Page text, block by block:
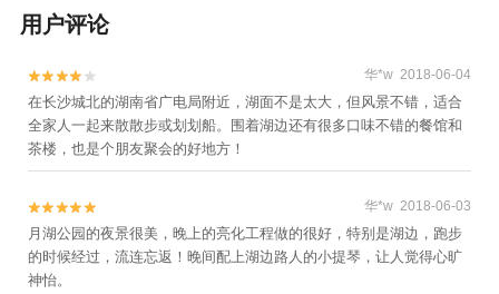
用户评论

 华*w 2018-06-04
在长沙城北的湖南省广电局附近，湖面不是太大，但风景不错，适合
全家人一起来散散步或划划船。围着湖边还有很多口味不错的餐馆和
茶楼，也是个朋友聚会的好地方！

 华*w 2018-06-03
月湖公园的夜景很美，晚上的亮化工程做的很好，特别是湖边，跑步
的时候经过，流连忘返！晚间配上湖边路人的小提琴，让人觉得心旷
神怡。